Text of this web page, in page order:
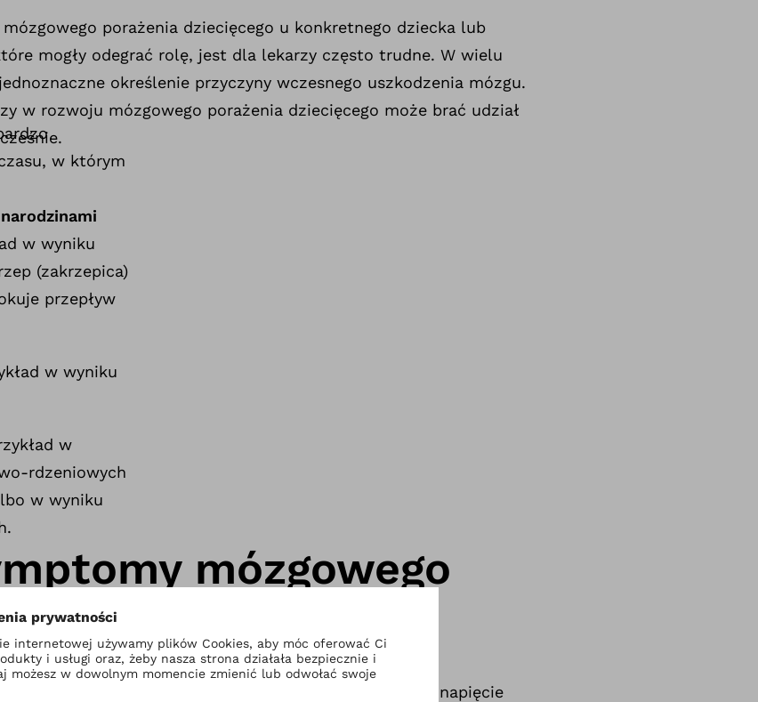
porażenia dziecięcego u konkretnego dziecka lub
mogły odegrać rolę, jest dla lekarzy często trudne. W wielu
określenie przyczyny wczesnego uszkodzenia mózgu.
w rozwoju mózgowego porażenia dziecięcego może brać udział
w którym
w wyniku
(zakrzepica)
przepływ
w wyniku
w
rdzeniowych
w wyniku
mózgowego
to zaburzenie neurologiczne wpływające na ruch, napięcie